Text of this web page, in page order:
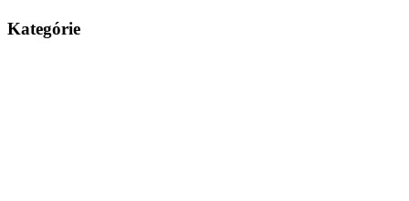
Kategórie